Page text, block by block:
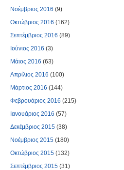
Νοέμβριος 2016 (9)
Οκτώβριος 2016 (162)
Σεπτέμβριος 2016 (89)
Ιούνιος 2016 (3)
Μάιος 2016 (63)
Απρίλιος 2016 (100)
Μάρτιος 2016 (144)
Φεβρουάριος 2016 (215)
Ιανουάριος 2016 (57)
Δεκέμβριος 2015 (38)
Νοέμβριος 2015 (180)
Οκτώβριος 2015 (132)
Σεπτέμβριος 2015 (31)